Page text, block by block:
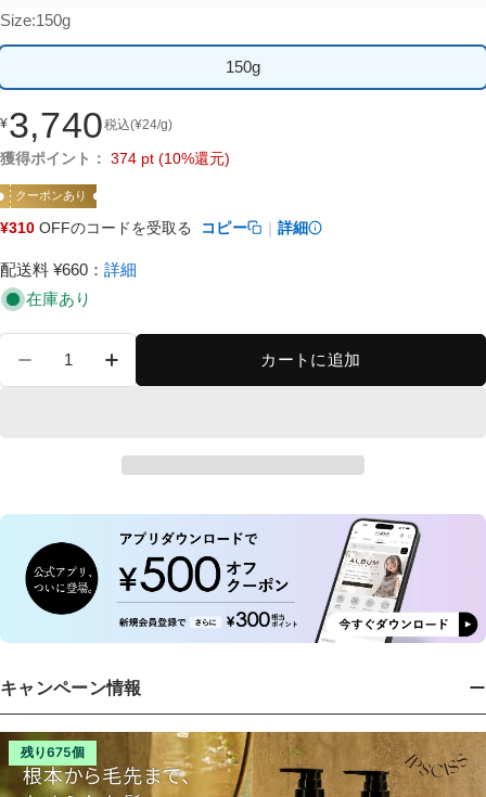
通
常
格
¥3,740税込(¥24/g)
獲得ポイント： 374 pt (10%還元)
クーポンあり
¥310 OFFのコードを受取る コピー 詳細
Size:150g
150g
配送料 ¥660 ： 詳細
在庫あり
ヘアジェル 928 (HAIR GEL MIGHTY) の数量を減
ヘアジェル 928 (HAIR GEL MIGHTY)
カートに追加
キャンペーン情報
残り675個